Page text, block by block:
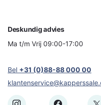
Deskundig advies
Ma t/m Vrij 09:00-17:00
Bel +31 (0)88-88 000 00